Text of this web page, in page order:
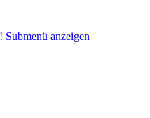
Submenü anzeigen